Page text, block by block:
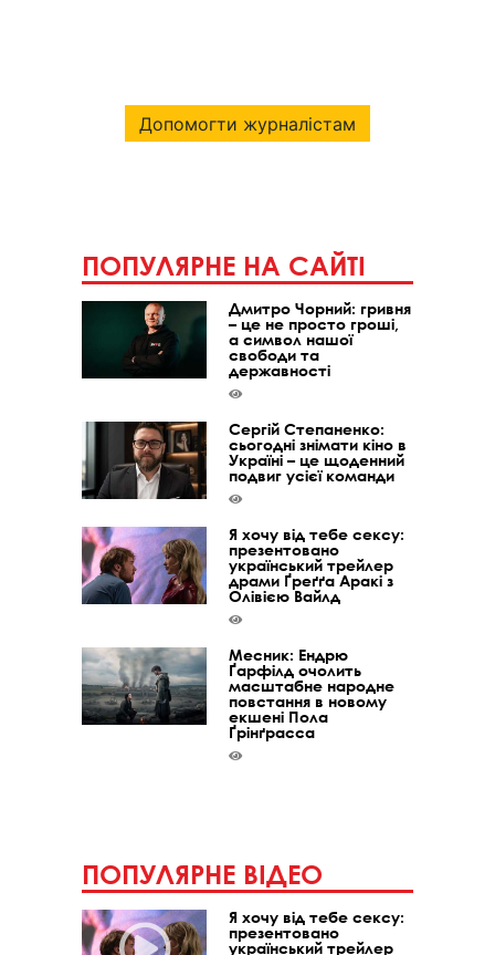
Допомогти журналістам
ПОПУЛЯРНЕ НА САЙТІ
Дмитро Чорний: гривня
– це не просто гроші,
а символ нашої
свободи та
державності
Сергій Степаненко:
сьогодні знімати кіно в
Україні – це щоденний
подвиг усієї команди
Я хочу від тебе сексу:
презентовано
український трейлер
драми Ґреґґа Аракі з
Олівією Вайлд
Месник: Ендрю
Ґарфілд очолить
масштабне народне
повстання в новому
екшені Пола
Ґрінґрасса
ПОПУЛЯРНЕ ВІДЕО
Я хочу від тебе сексу:
презентовано
український трейлер